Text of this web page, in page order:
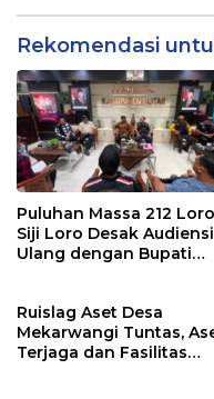
Rekomendasi
Puluhan Massa 212 Loro
Siji Loro Desak Audiensi
Ulang dengan Bupati
Pasir
Ruislag Aset Desa
Mekarwangi Tuntas,
Terjaga dan Fasilitas